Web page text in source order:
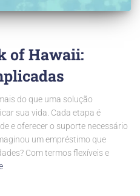
of Hawaii:
do que uma solução
sua vida. Cada etapa é
e oferecer o suporte necessário
um empréstimo que
Com termos flexíveis e